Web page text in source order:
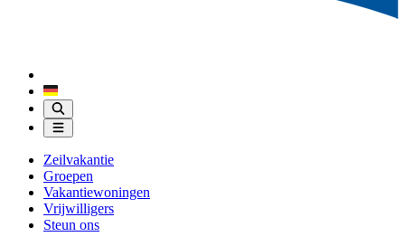
Zeilvakantie
Groepen
Vakantiewoningen
Vrijwilligers
Steun ons